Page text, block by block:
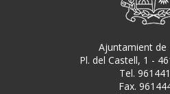
Ajuntamient de
Pl. del Castell, 1 -
Tel.
Fax.